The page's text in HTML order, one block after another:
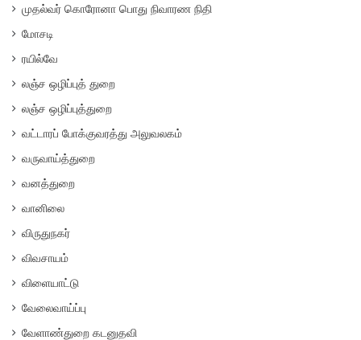
முதல்வர் கொரோனா பொது நிவாரண நிதி
மோசடி
ரயில்வே
லஞ்ச ஒழிப்புத் துறை
லஞ்ச ஒழிப்புத்துறை
வட்டாரப் போக்குவரத்து அலுவலகம்
வருவாய்த்துறை
வனத்துறை
வானிலை
விருதுநகர்
விவசாயம்
விளையாட்டு
வேலைவாய்ப்பு
வேளாண்துறை கடனுதவி